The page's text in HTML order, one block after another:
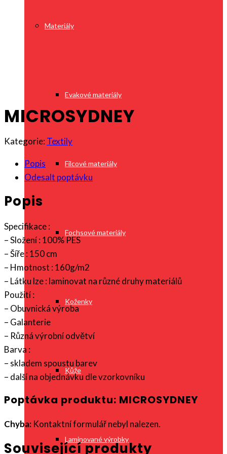
Materiály
Evakové materiály
Filcové materiály
Fochsové materiály
Koženky
Kůže
Laminované výrobky
MICROSYDNEY
Kategorie:Textily
Popis
Odesalt poptávku
Popis
Specifikace :
– Složení : 100% PES
– Šíře : 150 cm
– Hmotnost : 160g/m2
– Látku lze : laminovat na různé druhy materiálů
Použití :
– Obuvnická výroba
– Galanterie
– Různá výrobní odvětví
Barva :
– skladem spoustu barev
– další na objednávku dle vzorkovníku
Poptávka produktu: MICROSYDNEY
Chyba: Kontaktní formulář nebyl nalezen.
Související produkty